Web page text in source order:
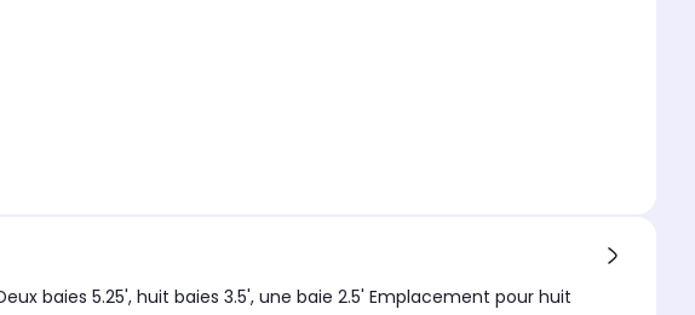
baies 5.25', huit baies 3.5', une baie 2.5' Emplacement pour huit